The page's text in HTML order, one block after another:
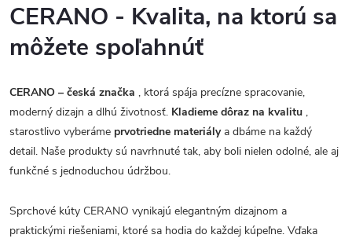
CERANO - Kvalita, na ktorú sa
môžete spoľahnúť
CERANO – česká značka , ktorá spája precízne spracovanie,
moderný dizajn a dlhú životnosť. Kladieme dôraz na kvalitu ,
starostlivo vyberáme prvotriedne materiálya dbáme na každý
detail. Naše produkty sú navrhnuté tak, aby boli nielen odolné, ale aj
funkčné s jednoduchou údržbou.
Sprchové kúty CERANO vynikajú elegantným dizajnom a
praktickými riešeniami, ktoré sa hodia do každej kúpeľne. Vďaka